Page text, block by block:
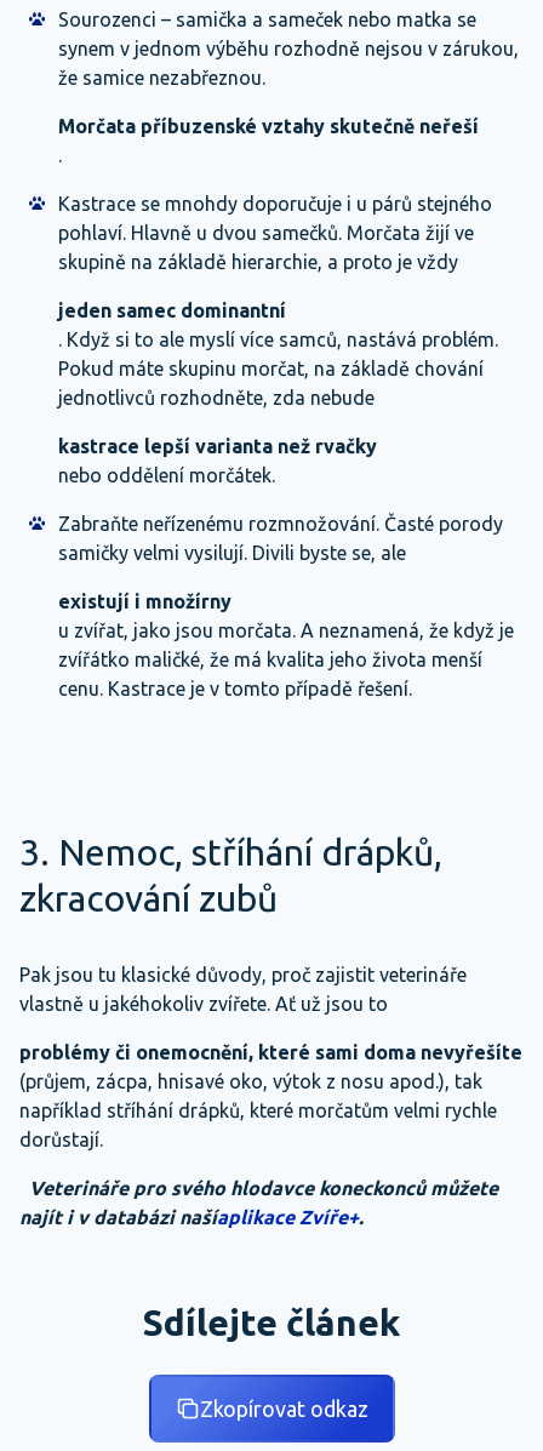
Sourozenci – samička a sameček nebo matka se
synem v jednom výběhu rozhodně nejsou v zárukou,
že samice nezabřeznou.
Morčata příbuzenské vztahy skutečně neřeší
.
Kastrace se mnohdy doporučuje i u párů stejného
pohlaví. Hlavně u dvou samečků. Morčata žijí ve
skupině na základě hierarchie, a proto je vždy
jeden samec dominantní
. Když si to ale myslí více samců, nastává problém.
Pokud máte skupinu morčat, na základě chování
jednotlivců rozhodněte, zda nebude
kastrace lepší varianta než rvačky
nebo oddělení morčátek.
Zabraňte neřízenému rozmnožování. Časté porody
samičky velmi vysilují. Divili byste se, ale
existují i množírny
u zvířat, jako jsou morčata. A neznamená, že když je
zvířátko maličké, že má kvalita jeho života menší
cenu. Kastrace je v tomto případě řešení.
3. Nemoc, stříhání drápků,
zkracování zubů
Pak jsou tu klasické důvody, proč zajistit veterináře
vlastně u jakéhokoliv zvířete. Ať už jsou to
problémy či onemocnění, které sami doma nevyřešíte
(průjem, zácpa, hnisavé oko, výtok z nosu apod.), tak
například stříhání drápků, které morčatům velmi rychle
dorůstají.
Veterináře pro svého hlodavce koneckonců můžete
najít i v databázi našíaplikace Zvíře+.
Sdílejte článek
Zkopírovat odkaz